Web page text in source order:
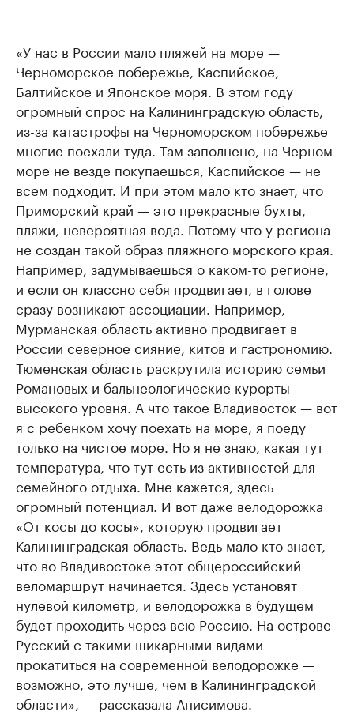
«У нас в России мало пляжей на море —
Черноморское побережье, Каспийское,
Балтийское и Японское моря. В этом году
огромный спрос на Калининградскую область,
из-за катастрофы на Черноморском побережье
многие поехали туда. Там заполнено, на Черном
море не везде покупаешься, Каспийское — не
всем подходит. И при этом мало кто знает, что
Приморский край — это прекрасные бухты,
пляжи, невероятная вода. Потому что у региона
не создан такой образ пляжного морского края.
Например, задумываешься о каком-то регионе,
и если он классно себя продвигает, в голове
сразу возникают ассоциации. Например,
Мурманская область активно продвигает в
России северное сияние, китов и гастрономию.
Тюменская область раскрутила историю семьи
Романовых и бальнеологические курорты
высокого уровня. А что такое Владивосток — вот
я с ребенком хочу поехать на море, я поеду
только на чистое море. Но я не знаю, какая тут
температура, что тут есть из активностей для
семейного отдыха. Мне кажется, здесь
огромный потенциал. И вот даже велодорожка
«От косы до косы», которую продвигает
Калининградская область. Ведь мало кто знает,
что во Владивостоке этот общероссийский
веломаршрут начинается. Здесь установят
нулевой километр, и велодорожка в будущем
будет проходить через всю Россию. На острове
Русский с такими шикарными видами
прокатиться на современной велодорожке —
возможно, это лучше, чем в Калининградской
области», — рассказала Анисимова.